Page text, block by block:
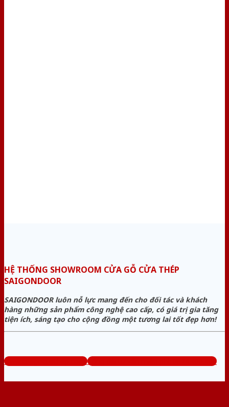
HỆ THỐNG SHOWROOM CỬA GỖ CỬA THÉP
SAIGONDOOR
SAIGONDOOR luôn nỗ lực mang đến cho đối tác và khách
hàng những sản phẩm công nghệ cao cấp, có giá trị gia tăng
tiện ích, sáng tạo cho cộng đồng một tương lai tốt đẹp hơn!
www.cuagocuathep.com Tổng đài tư vấn miễn phí: 0824.400.400